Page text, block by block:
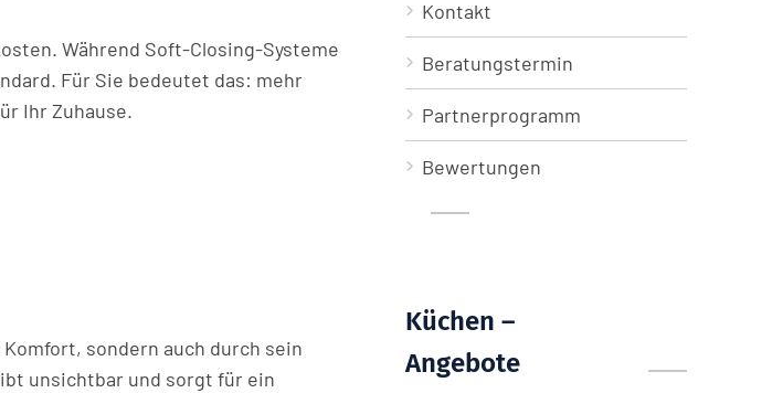
Während Soft-Closing-Systeme
Für Sie bedeutet das: mehr
Ihr Zuhause.
sondern auch durch sein
unsichtbar und sorgt für ein
Kontakt
Beratungstermin
Partnerprogramm
Bewertungen
Küchen –
Angebote